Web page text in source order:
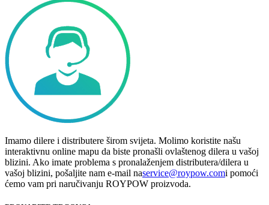
Imamo dilere i distributere širom svijeta. Molimo koristite našu
interaktivnu online mapu da biste pronašli ovlaštenog dilera u vašoj
blizini. Ako imate problema s pronalaženjem distributera/dilera u
vašoj blizini, pošaljite nam e-mail naservice@roypow.comi pomoći
ćemo vam pri naručivanju ROYPOW proizvoda.